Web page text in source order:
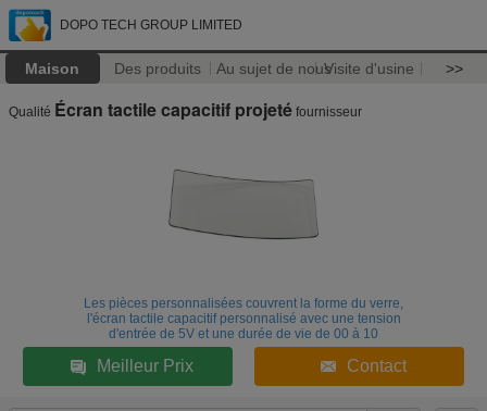
DOPO TECH GROUP LIMITED
Maison Des produits Au sujet de nousVisite d'usine >>
Qualité Écran tactile capacitif projeté fournisseur
Les pièces personnalisées couvrent la forme du verre,
l'écran tactile capacitif personnalisé avec une tension
d'entrée de 5V et une durée de vie de 00 à 10
Meilleur Prix Contact